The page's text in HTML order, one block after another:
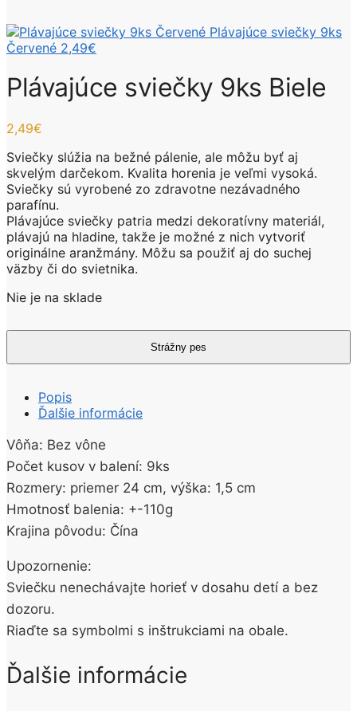
Plávajúce sviečky 9ks
Červené 2,49€
Plávajúce sviečky 9ks Biele
2,49€
Sviečky slúžia na bežné pálenie, ale môžu byť aj
skvelým darčekom. Kvalita horenia je veľmi vysoká.
Sviečky sú vyrobené zo zdravotne nezávadného
parafínu.
Plávajúce sviečky patria medzi dekoratívny materiál,
plávajú na hladine, takže je možné z nich vytvoriť
originálne aranžmány. Môžu sa použiť aj do suchej
väzby či do svietnika.
Nie je na sklade
Popis
Ďalšie informácie
Vôňa: Bez vône
Počet kusov v balení: 9ks
Rozmery: priemer 24 cm, výška: 1,5 cm
Hmotnosť balenia: +-110g
Krajina pôvodu: Čína
Upozornenie:
Sviečku nenechávajte horieť v dosahu detí a bez
dozoru.
Riaďte sa symbolmi s inštrukciami na obale.
Ďalšie informácie